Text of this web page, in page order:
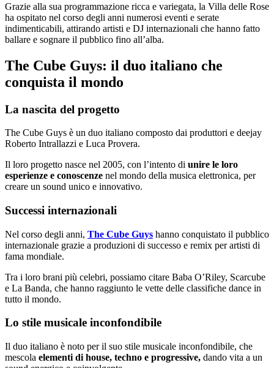
Grazie alla sua programmazione ricca e variegata, la Villa delle Rose
ha ospitato nel corso degli anni numerosi eventi e serate
indimenticabili, attirando artisti e DJ internazionali che hanno fatto
ballare e sognare il pubblico fino all’alba.
The Cube Guys: il duo italiano che
conquista il mondo
La nascita del progetto
The Cube Guys è un duo italiano composto dai produttori e deejay
Roberto Intrallazzi e Luca Provera.
Il loro progetto nasce nel 2005, con l’intento di unire le loro
esperienze e conoscenze nel mondo della musica elettronica, per
creare un sound unico e innovativo.
Successi internazionali
Nel corso degli anni, The Cube Guys hanno conquistato il pubblico
internazionale grazie a produzioni di successo e remix per artisti di
fama mondiale.
Tra i loro brani più celebri, possiamo citare Baba O’Riley, Scarcube
e La Banda, che hanno raggiunto le vette delle classifiche dance in
tutto il mondo.
Lo stile musicale inconfondibile
Il duo italiano è noto per il suo stile musicale inconfondibile, che
mescola elementi di house, techno e progressive, dando vita a un